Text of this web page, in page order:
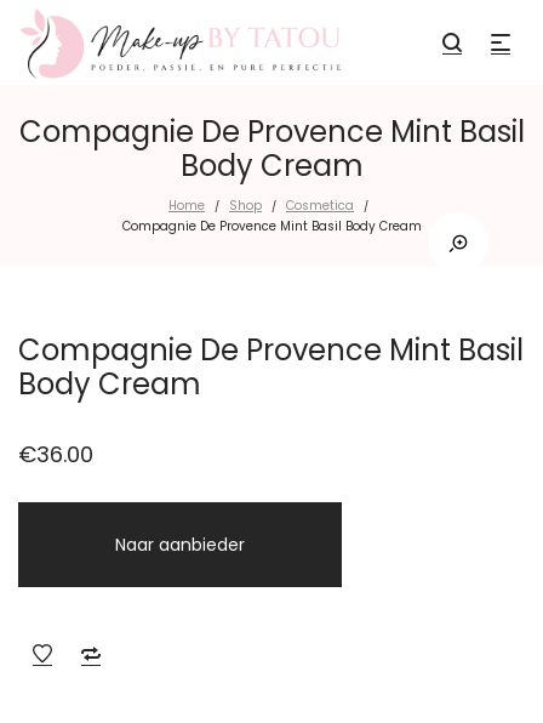
Compagnie De Provence Mint Basil
Body Cream
Home / Shop / Cosmetica /
Compagnie De Provence Mint Basil Body Cream
Compagnie De Provence Mint Basil
Body Cream
€36.00
Naar aanbieder